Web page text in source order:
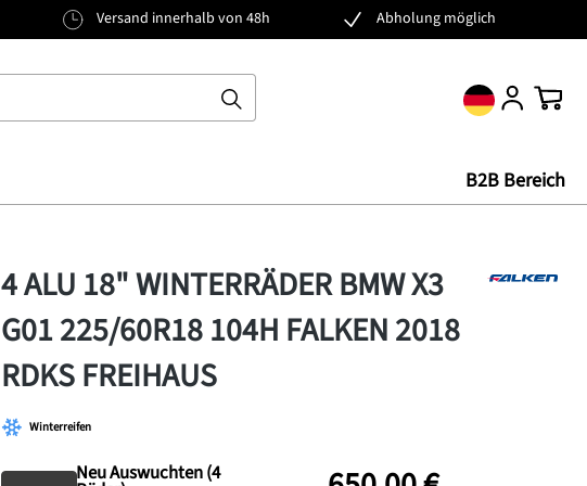
Versand innerhalb von 48h Abholung möglich
B2B Bereich
4 ALU 18" WINTERRÄDER BMW X3
G01 225/60R18 104H FALKEN 2018
RDKS FREIHAUS
Winterreifen
Neu Auswuchten (4